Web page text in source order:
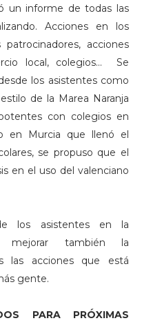
un informe de todas las
Acciones en los
acciones
local, colegios... Se
los asistentes como
de la Marea Naranja
con colegios en
en Murcia que llenó el
se propuso que el
en el uso del valenciano
los asistentes en la
mejorar también la
las acciones que está
gente.
PARA PRÓXIMAS